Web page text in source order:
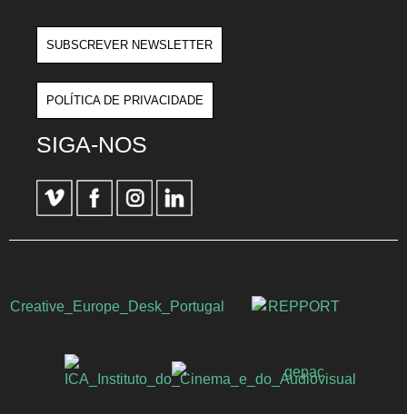
SUBSCREVER NEWSLETTER
POLÍTICA DE PRIVACIDADE
SIGA-NOS